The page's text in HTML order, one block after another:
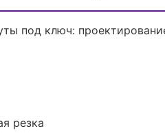
под ключ:
резка